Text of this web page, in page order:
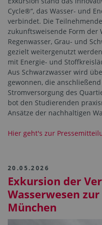
Cycle®“, das Wasser- und
verbindet. Die
zukunftsweisende Form der
Regenwasser, Grau- und
gezielt weitergenutzt
mit Energie- und
Aus Schwarzwasser wird
gewonnen, die
Stromversorgung des
bot den Studierenden
Ansätze der nachhaltigen
Hier geht's zur
20.05.2026
Exkursion der
Wasserwesen zur
München